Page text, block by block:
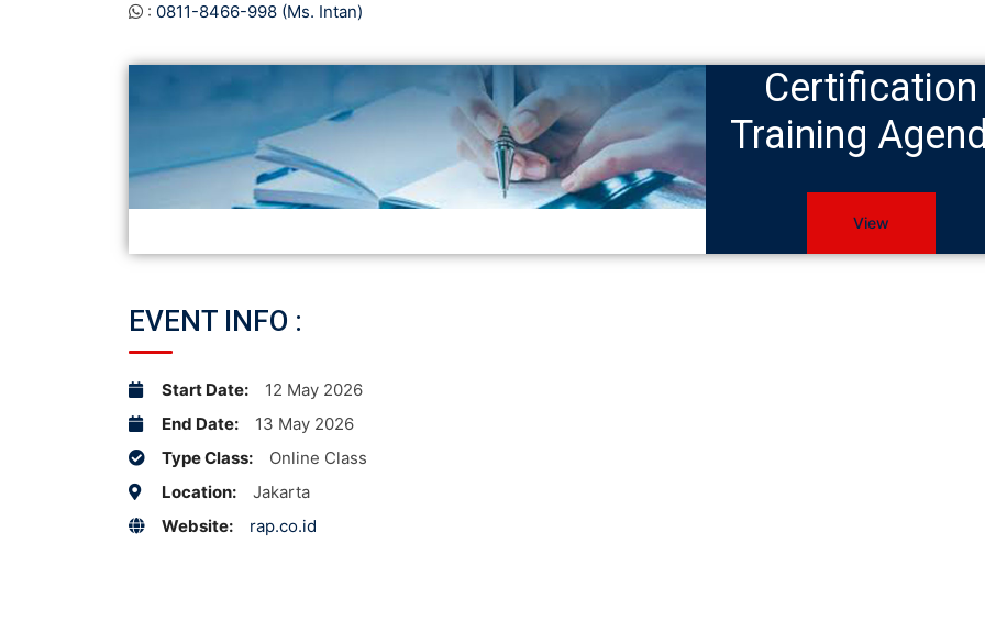
: 0811-8466-998 (Ms. Intan)
Certification
Training
View
EVENT INFO :
Start Date:
12 May 2026
End Date:
13 May 2026
Type Class:
Online Class
Location:
Jakarta
Website:
rap.co.id